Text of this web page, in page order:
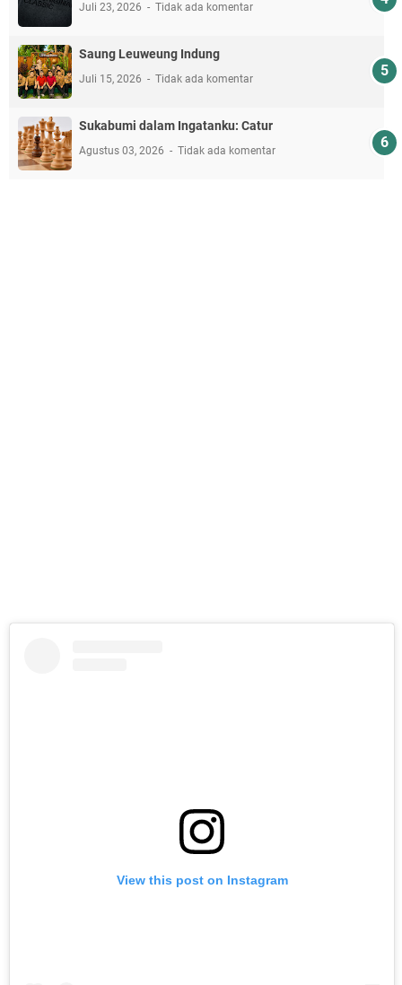
Juli 23, 2026 Tidak ada komentar
Saung Leuweung Indung
Juli 15, 2026 Tidak ada komentar
Sukabumi dalam Ingatanku: Catur
Agustus 03, 2026 Tidak ada komentar
View this post on Instagram